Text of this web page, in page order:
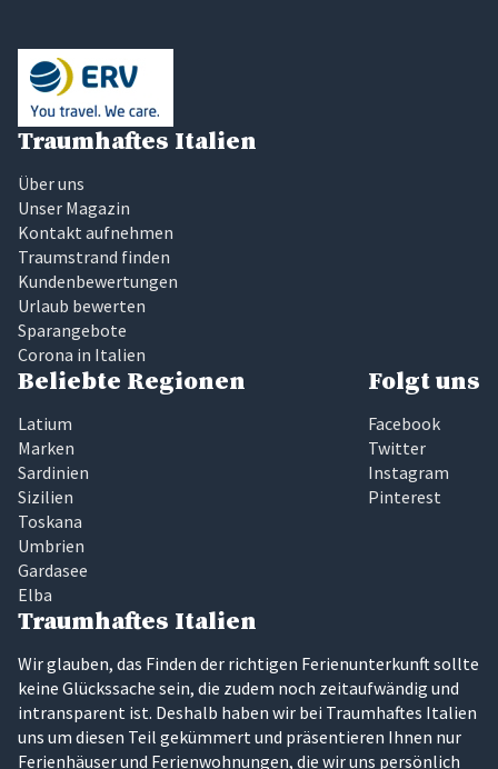
Traumhaftes Italien
Über uns
Unser Magazin
Kontakt aufnehmen
Traumstrand finden
Kundenbewertungen
Urlaub bewerten
Sparangebote
Corona in Italien
Beliebte Regionen
Latium
Marken
Sardinien
Sizilien
Toskana
Umbrien
Gardasee
Elba
Folgt uns
Facebook
Twitter
Instagram
Pinterest
Traumhaftes Italien
Wir glauben, das Finden der richtigen Ferienunterkunft sollte
keine Glückssache sein, die zudem noch zeitaufwändig und
intransparent ist. Deshalb haben wir bei Traumhaftes Italien
uns um diesen Teil gekümmert und präsentieren Ihnen nur
Ferienhäuser und Ferienwohnungen, die wir uns persönlich